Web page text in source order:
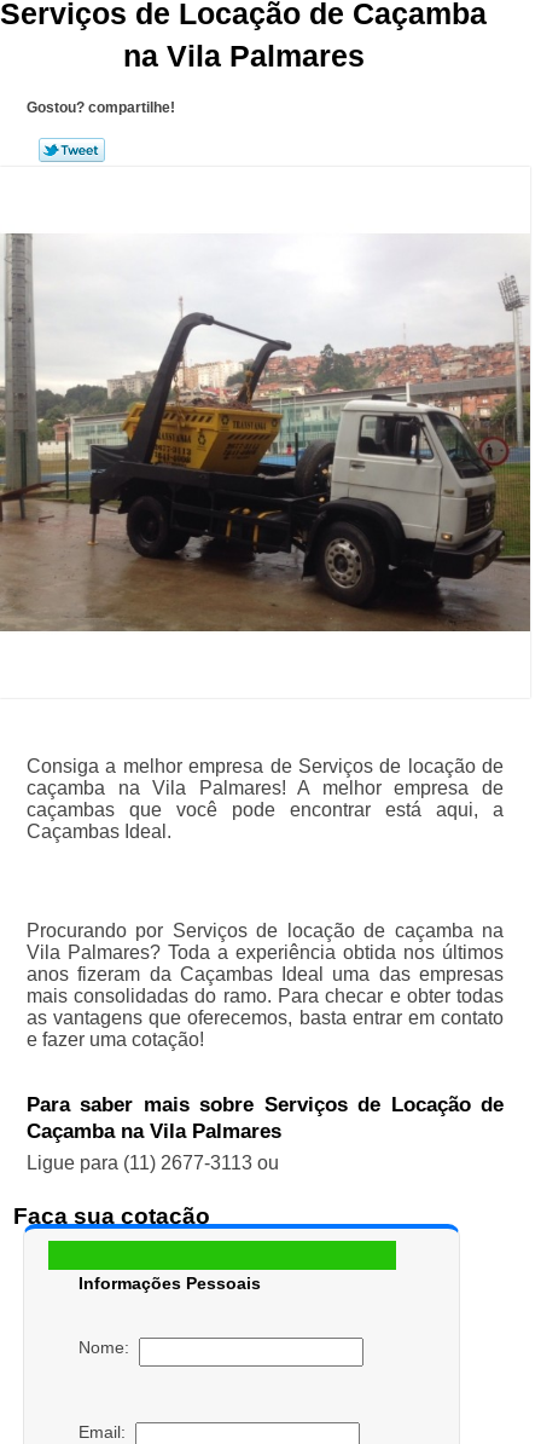
Serviços de Locação de Caçamba
na Vila Palmares
Gostou? compartilhe!
Consiga a melhor empresa de Serviços de locação de
caçamba na Vila Palmares! A melhor empresa de
caçambas que você pode encontrar está aqui, a
Caçambas Ideal.
Procurando por Serviços de locação de caçamba na
Vila Palmares? Toda a experiência obtida nos últimos
anos fizeram da Caçambas Ideal uma das empresas
mais consolidadas do ramo. Para checar e obter todas
as vantagens que oferecemos, basta entrar em contato
e fazer uma cotação!
Para saber mais sobre Serviços de Locação de
Caçamba na Vila Palmares
Ligue para (11) 2677-3113ou
Faça sua cotação
Informações Pessoais
Nome:
Email: